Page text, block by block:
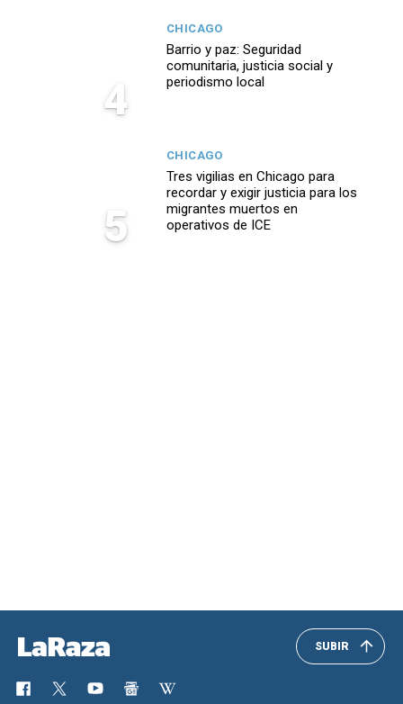
4
CHICAGO
Barrio y paz: Seguridad
comunitaria, justicia social y
periodismo local
5
CHICAGO
Tres vigilias en Chicago para
recordar y exigir justicia para los
migrantes muertos en
operativos de ICE
SUBIR